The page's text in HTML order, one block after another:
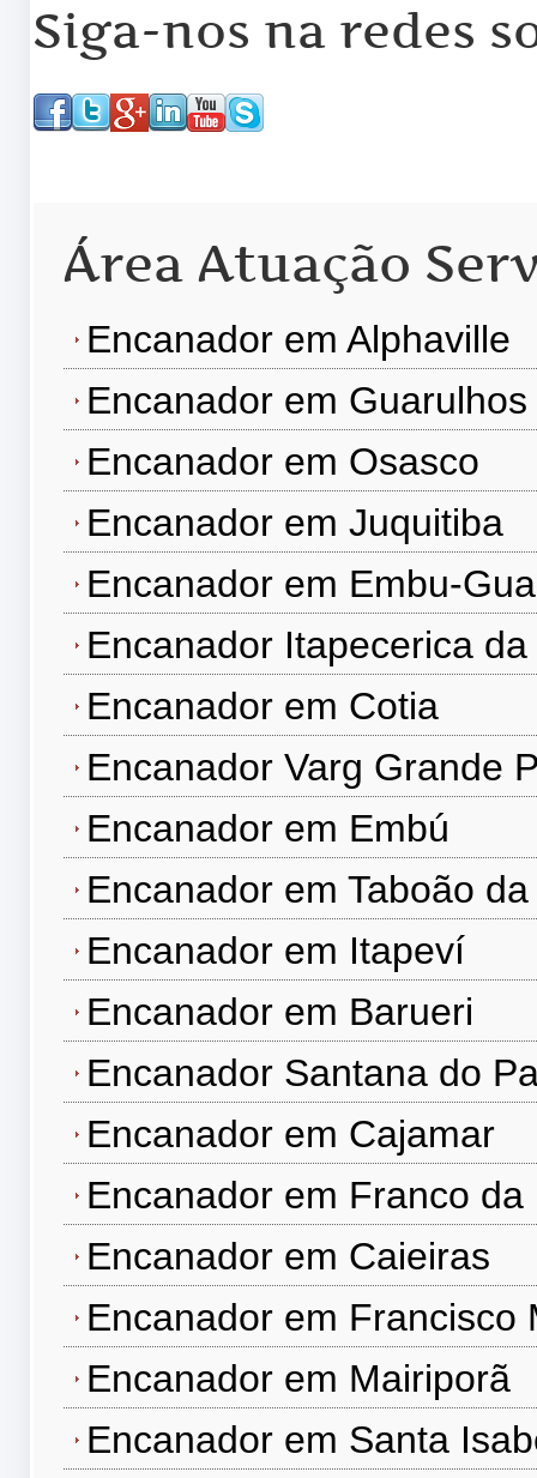
Siga-nos na redes
Área Atuação
Encanador em Alphaville
Encanador em Guarulhos
Encanador em Osasco
Encanador em Juquitiba
Encanador em Embu-
Encanador Itapecerica
Encanador em Cotia
Encanador Varg Grande
Encanador em Embú
Encanador em Taboão
Encanador em Itapeví
Encanador em Barueri
Encanador Santana do
Encanador em Cajamar
Encanador em Franco da
Encanador em Caieiras
Encanador em Francisco
Encanador em Mairiporã
Encanador em Santa